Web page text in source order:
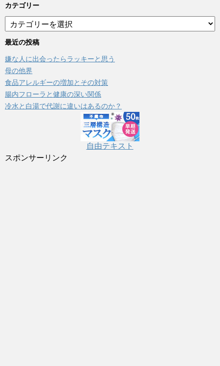
カテゴリー
テ
ゴ
ー
最近の投稿
嫌な人に出会ったらラッキーと思う
母の他界
食品アレルギーの増加とその対策
腸内フローラと健康の深い関係
冷水と白湯で代謝に違いはあるのか？
自由テキスト
スポンサーリンク